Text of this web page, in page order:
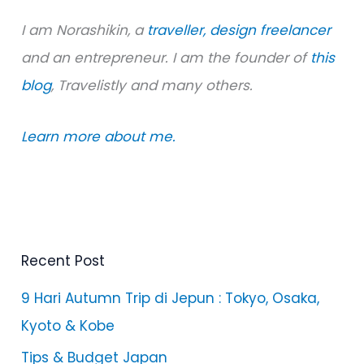
I am Norashikin, a traveller, design freelancer
and an entrepreneur. I am the founder of this
blog, Travelistly and many others.
Learn more about me.
Recent Post
9 Hari Autumn Trip di Jepun : Tokyo, Osaka,
Kyoto & Kobe
Tips & Budget Japan